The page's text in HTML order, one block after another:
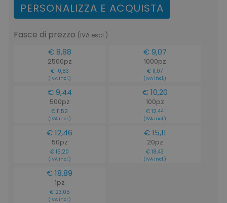
PERSONALIZZA E ACQUISTA
Fasce di prezzo (IVA escl.)
€ 8,88
2500pz
€ 10,83
(IVA incl.)
€ 9,07
1000pz
€ 11,07
(IVA incl.)
€ 9,44
500pz
€ 11,52
(IVA incl.)
€ 10,20
100pz
€ 12,44
(IVA incl.)
€ 12,46
50pz
€ 15,20
(IVA incl.)
€ 15,11
20pz
€ 18,43
(IVA incl.)
€ 18,89
1pz
€ 23,05
(IVA incl.)